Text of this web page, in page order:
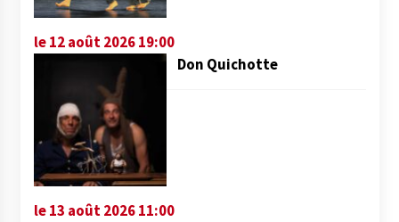
le 12 août 2026 19:00
Don Quichotte
le 13 août 2026 11:00